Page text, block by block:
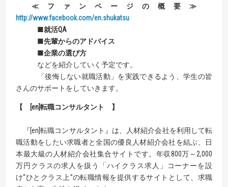
≪ファンページの概要≫
http://www.facebook.com/en.shukatsu
■就活QA
■先輩からのアドバイス
■企業の選び方
などを紹介していく予定です。
「後悔しない就職活動」を実践できるよう、学生の皆
さんのサポートをしていきます。
【 [en]転職コンサルタント 】
『[en]転職コンサルタント』は、人材紹介会社を利用して転
職活動をしたい求職者と全国の優良人材紹介会社を結ぶ、日
本最大級の人材紹介会社集合サイトです。年収800万～2,000
万円クラスの求人を扱う「ハイクラス求人」コーナーを設
け“ひとクラス上”の転職情報を提供するサイトとして、求職